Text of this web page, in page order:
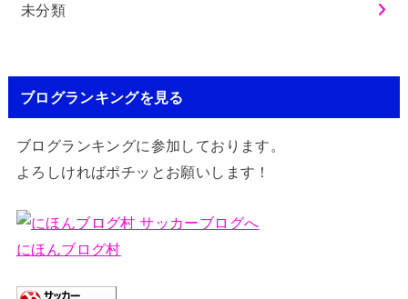
未分類
ブログランキングを見る
ブログランキングに参加しております。
よろしければポチッとお願いします！
にほんブログ村